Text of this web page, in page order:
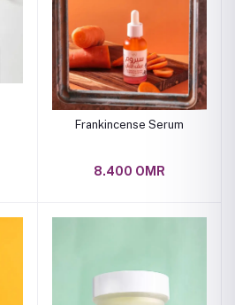
Frankincense Serum
8.400 OMR